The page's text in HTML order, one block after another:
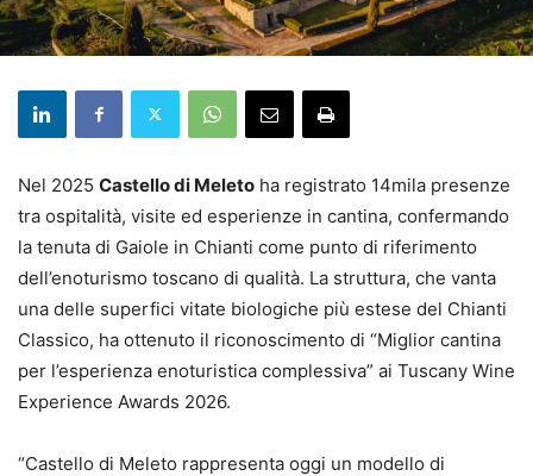
Nel 2025 Castello di Meleto ha registrato 14mila presenze
tra ospitalità, visite ed esperienze in cantina, confermando
la tenuta di Gaiole in Chianti come punto di riferimento
dell’enoturismo toscano di qualità. La struttura, che vanta
una delle superfici vitate biologiche più estese del Chianti
Classico, ha ottenuto il riconoscimento di “Miglior cantina
per l’esperienza enoturistica complessiva” ai Tuscany Wine
Experience Awards 2026.
“Castello di Meleto rappresenta oggi un modello di